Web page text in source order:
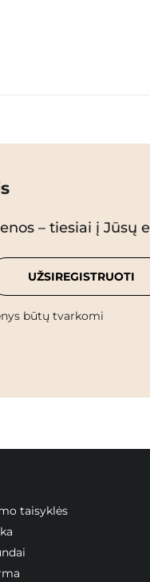
– tiesiai į Jūsų
būtų tvarkomi
UŽSIREGISTRUOTI
taisyklės